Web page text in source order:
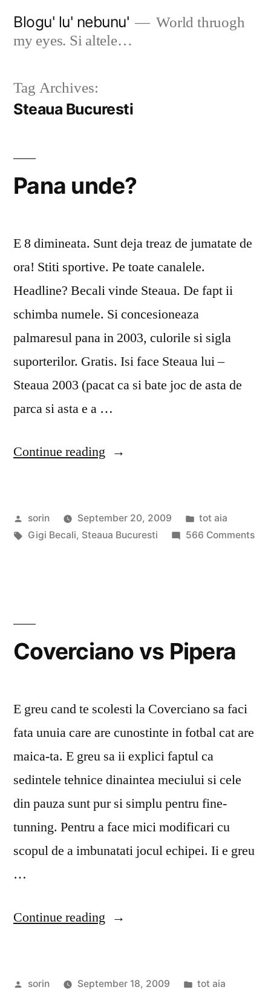
Blogu' lu' nebunu'
World thruogh
my eyes. Si altele…
Tag Archives:
Steaua Bucuresti
Pana unde?
E 8 dimineata. Sunt deja treaz de jumatate de
ora! Stiti sportive. Pe toate canalele.
Headline? Becali vinde Steaua. De fapt ii
schimba numele. Si concesioneaza
palmaresul pana in 2003, culorile si sigla
suporterilor. Gratis. Isi face Steaua lui –
Steaua 2003 (pacat ca si bate joc de asta de
parca si asta e a …
Continue reading “Pana
Posted
by
sorin September 20, 2009
Posted
in
tot aia
Tags:
Gigi Becali, Steaua Bucuresti 566 Commentson
Coverciano vs Pipera
E greu cand te scolesti la Coverciano sa faci
fata unuia care are cunostinte in fotbal cat are
maica-ta. E greu sa ii explici faptul ca
sedintele tehnice dinaintea meciului si cele
din pauza sunt pur si simplu pentru fine-
tunning. Pentru a face mici modificari cu
scopul de a imbunatati jocul echipei. Ii e greu
…
Continue reading “Coverciano
Posted
sorin September 18, 2009
Posted
tot aia